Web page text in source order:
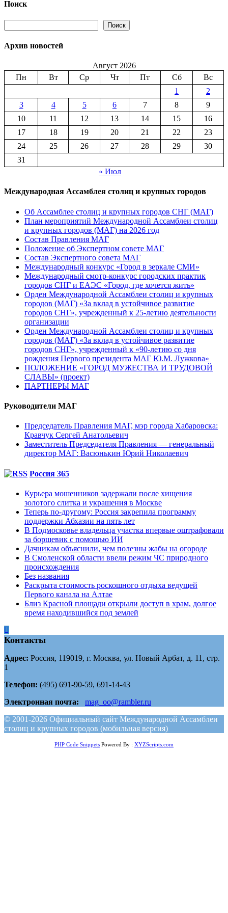
Поиск
Поиск
Архив новостей
Август 2026
Пн
Вт Ср Чт Пт Сб
Вс
1
2
3
4 5 6 7 8
9
10
11 12 13 14 15
16
17
18 19 20 21 22
23
24
25 26 27 28 29
30
31
« Июл
Международная Ассамблея столиц и крупных городов
Об Ассамблее столиц и крупных городов СНГ (МАГ)
План мероприятий Международной Ассамблеи столиц
и крупных городов (МАГ) на 2026 год
Состав Правления МАГ
Положение об Экспертном совете МАГ
Состав Экспертного совета МАГ
Международный конкурс «Город в зеркале СМИ»
Международный смотр-конкурс городских практик
городов СНГ и ЕАЭС «Город, где хочется жить»
Орден Международной Ассамблеи столиц и крупных
городов (МАГ) «За вклад в устойчивое развитие
городов СНГ», учрежденный к 25-летию деятельности
организации
Орден Международной Ассамблеи столиц и крупных
городов (МАГ) «За вклад в устойчивое развитие
городов СНГ», учрежденный к «90-летию со дня
рождения Первого президента МАГ Ю.М. Лужкова»
ПОЛОЖЕНИЕ «ГОРОД МУЖЕСТВА И ТРУДОВОЙ
СЛАВЫ» (проект)
ПАРТНЕРЫ МАГ
Руководители МАГ
Председатель Правления МАГ, мэр города Хабаровска:
Кравчук Сергей Анатольевич
Заместитель Председателя Правления — генеральный
директор МАГ: Васюнькин Юрий Николаевич
Россия 365
Курьера мошенников задержали после хищения
золотого слитка и украшения в Москве
Теперь по-другому: Россия закрепила программу
поддержки Абхазии на пять лет
В Подмосковье владельца участка впервые оштрафовали
за борщевик с помощью ИИ
Дачникам объяснили, чем полезны жабы на огороде
В Смоленской области ввели режим ЧС природного
происхождения
Без названия
Раскрыта стоимость роскошного отдыха ведущей
Первого канала на Алтае
Близ Красной площади открыли доступ в храм, долгое
время находившийся под землей
Контакты
Адрес: Россия, 119019, г. Москва, ул. Новый Арбат, д. 11, стр.
1
Телефон: (495) 691-90-59, 691-14-43
Электронная почта:
mag_oo@rambler.ru
© 2001-2026 Официальный сайт Международной Ассамблеи
столиц и крупных городов (мобильная версия)
PHP Code Snippets Powered By : XYZScripts.com